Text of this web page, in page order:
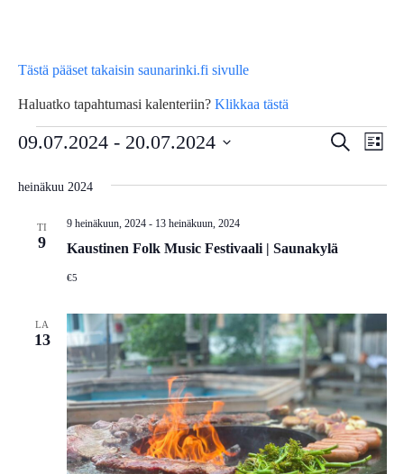
Tästä pääset takaisin saunarinki.fi sivulle
Haluatko tapahtumasi kalenteriin? Klikkaa tästä
Tapahtumat Etsi
Lista
09.07.2024 - 20.07.2024
heinäkuu 2024
TI
9 Kaustinen Folk Music Festivaali | Saunakylä
9 heinäkuun, 2024- 13 heinäkuun, 2024
€5
LA
13